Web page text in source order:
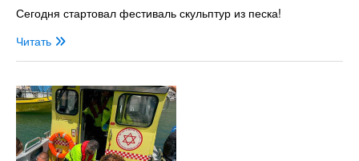
Сегодня стартовал фестиваль скульптур из песка!
Читать